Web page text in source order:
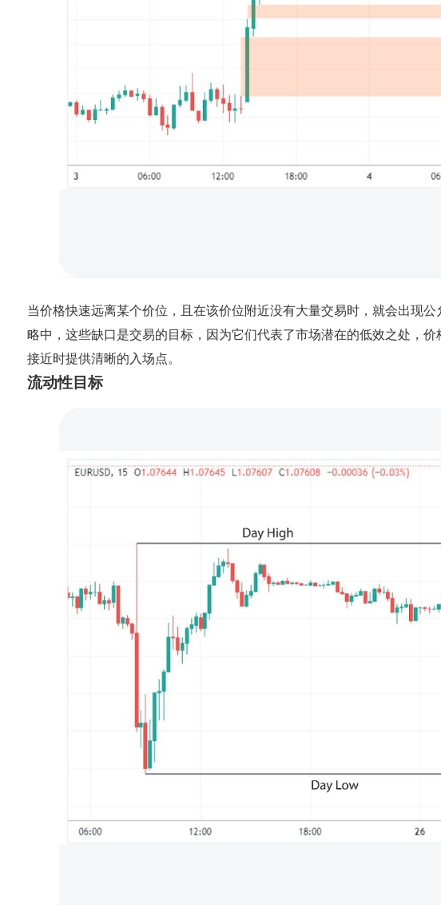
当价格快速远离某个价位，且在该价位附近没有大量交易时，就会出现公
略中，这些缺口是交易的目标，因为它们代表了市场潜在的低效之处，
接近时提供清晰的入场点。
流动性目标